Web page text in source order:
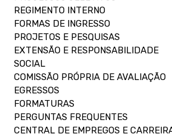
REGIMENTO INTERNO
FORMAS DE INGRESSO
PROJETOS E PESQUISAS
EXTENSÃO E RESPONSABILIDADE
SOCIAL
COMISSÃO PRÓPRIA DE AVALIAÇÃO
EGRESSOS
FORMATURAS
PERGUNTAS FREQUENTES
CENTRAL DE EMPREGOS E